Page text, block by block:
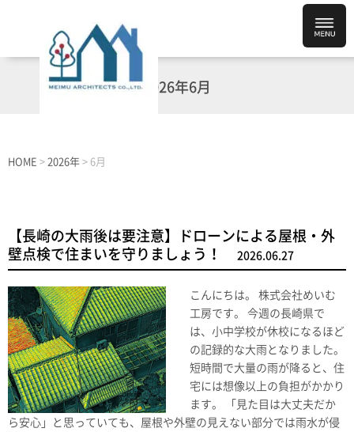
2026年6月
HOME > 2026年 > 6月
【長崎の大雨後は要注意】ドローンによる屋根・外
壁点検で住まいを守りましょう！
2026.06.27
こんにちは。 株式会社めいむ
工房です。 今週の長崎県で
は、小中学校が休校になるほど
の記録的な大雨となりました。
短時間で大量の雨が降ると、住
宅には想像以上の負担がかかり
ます。 「見た目は大丈夫だか
ら安心」と思っていても、屋根や外壁の見えない部分では雨水が侵